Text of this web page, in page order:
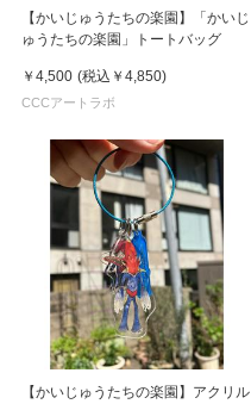
【かいじゅうたちの楽園】「かいじ
ゅうたちの楽園」トートバッグ
￥4,500 (税込 ￥4,850)
CCCアートラボ
【かいじゅうたちの楽園】アクリル